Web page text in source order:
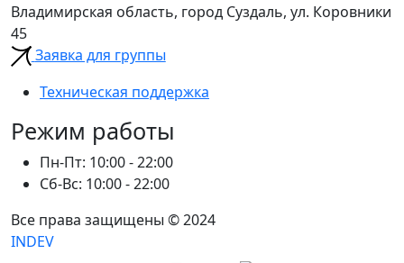
Владимирская область, город Суздаль, ул. Коровники
45
Заявка для группы
Техническая поддержка
Режим работы
Пн-Пт: 10:00 - 22:00
Сб-Вс: 10:00 - 22:00
Все права защищены © 2024
INDEV